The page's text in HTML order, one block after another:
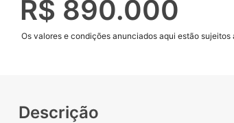
R$ 890.000
Os valores e condições anunciados aqui estão sujeitos
Descrição